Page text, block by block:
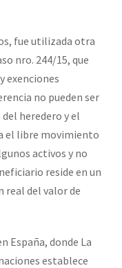
fue utilizada otra
nro. 244/15, que
exenciones
no pueden ser
heredero y el
el libre movimiento
activos y no
reside en un
real del valor de
España, donde La
establece